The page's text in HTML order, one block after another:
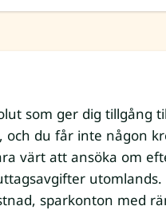
som ger dig tillgång
och du får inte någon
värt att ansöka om
sparkonton med